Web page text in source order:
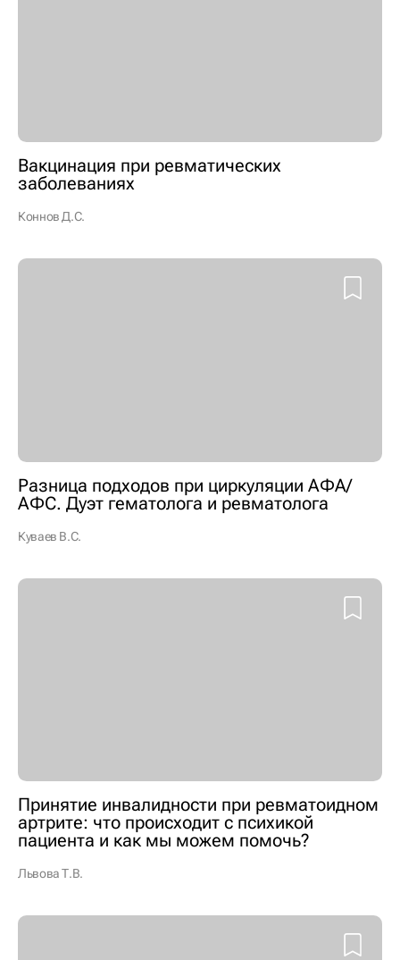
Вакцинация при ревматических
заболеваниях
Коннов Д.С.
Разница подходов при циркуляции АФА/
АФС. Дуэт гематолога и ревматолога
Куваев В.С.
Принятие инвалидности при ревматоидном
артрите: что происходит с психикой
пациента и как мы можем помочь?
Львова Т.В.